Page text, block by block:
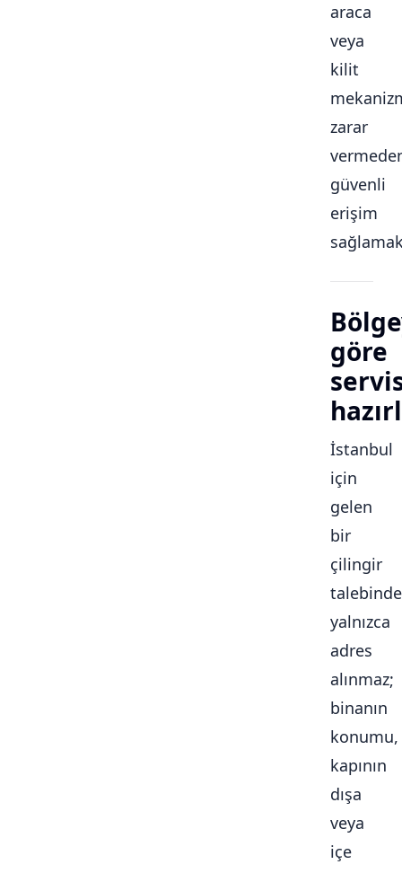
araca
veya
kilit
zarar
güvenli
erişim
göre
İstanbul
için
gelen
bir
çilingir
talebinde
yalnızca
adres
alınmaz;
binanın
konumu,
kapının
dışa
veya
içe